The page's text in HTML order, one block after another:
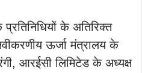
के अतिरिक्त
ऊर्जा मंत्रालय के
आरईसी लिमिटेड के अध्यक्ष